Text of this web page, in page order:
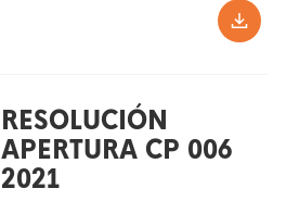
RESOLUCIÓN
APERTURA CP 006
2021